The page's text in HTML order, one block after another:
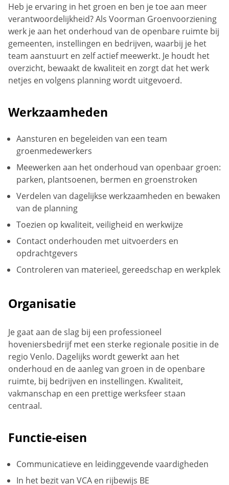
Heb je ervaring in het groen en ben je toe aan meer
verantwoordelijkheid? Als Voorman Groenvoorziening
werk je aan het onderhoud van de openbare ruimte bij
gemeenten, instellingen en bedrijven, waarbij je het
team aanstuurt en zelf actief meewerkt. Je houdt het
overzicht, bewaakt de kwaliteit en zorgt dat het werk
netjes en volgens planning wordt uitgevoerd.
Werkzaamheden
Aansturen en begeleiden van een team
groenmedewerkers
Meewerken aan het onderhoud van openbaar groen:
parken, plantsoenen, bermen en groenstroken
Verdelen van dagelijkse werkzaamheden en bewaken
van de planning
Toezien op kwaliteit, veiligheid en werkwijze
Contact onderhouden met uitvoerders en
opdrachtgevers
Controleren van materieel, gereedschap en werkplek
Organisatie
Je gaat aan de slag bij een professioneel
hoveniersbedrijf met een sterke regionale positie in de
regio Venlo. Dagelijks wordt gewerkt aan het
onderhoud en de aanleg van groen in de openbare
ruimte, bij bedrijven en instellingen. Kwaliteit,
vakmanschap en een prettige werksfeer staan
centraal.
Functie-eisen
Communicatieve en leidinggevende vaardigheden
In het bezit van VCA en rijbewijs BE